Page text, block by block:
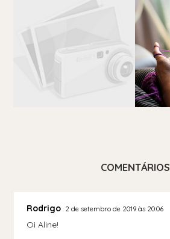
COMENTÁRIOS
Rodrigo 2 de setembro de 2019 às 20:06
Oi Aline!